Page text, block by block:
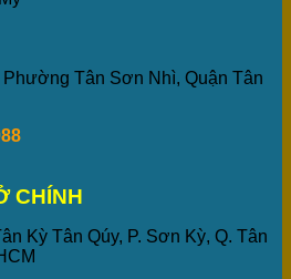
Phường Tân Sơn Nhì, Quận Tân
CHÍNH
Kỳ Tân Qúy, P. Sơn Kỳ, Q. Tân